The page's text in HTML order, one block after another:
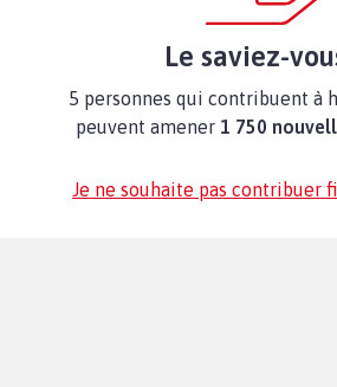
Le saviez-
5 personnes qui contribuent à
peuvent amener 1 750
Je ne souhaite pas contribuer